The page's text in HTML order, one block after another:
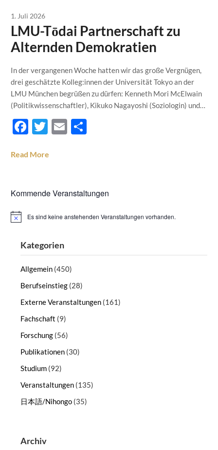
1. Juli 2026
LMU-Tōdai Partnerschaft zu
Alternden Demokratien
In der vergangenen Woche hatten wir das große Vergnügen,
drei geschätzte Kolleg:innen der Universität Tokyo an der
LMU München begrüßen zu dürfen: Kenneth Mori McElwain
(Politikwissenschaftler), Kikuko Nagayoshi (Soziologin) und…
Facebook
Twitter
Email
Read More
Kommende Veranstaltungen
HinweisEs sind keine anstehenden Veranstaltungen vorhanden.
Kategorien
Allgemein (450)
Berufseinstieg (28)
Externe Veranstaltungen (161)
Fachschaft (9)
Forschung (56)
Publikationen (30)
Studium (92)
Veranstaltungen (135)
日本語/Nihongo (35)
Archiv